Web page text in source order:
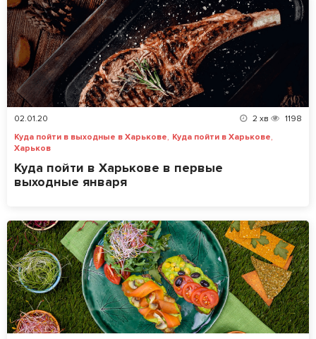
02.01.20 2 хв
1198
Куда пойти в выходные в Харькове, Куда пойти в Харькове,
Харьков
Куда пойти в Харькове в первые
выходные января